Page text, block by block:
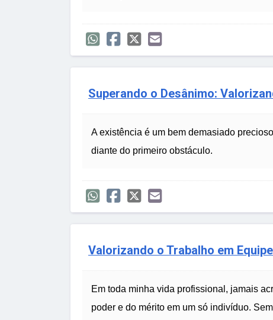
Superando o Desânimo:
A existência é um bem demasiado
diante do primeiro obstáculo.
Valorizando o Trabalho em
Em toda minha vida profissional, jamais
poder e do mérito em um só indivíduo.